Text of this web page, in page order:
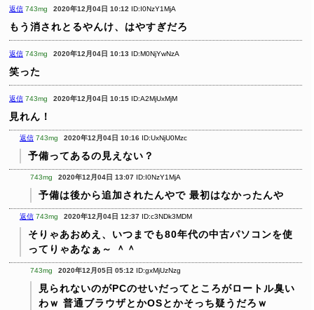
返信 743mg 2020年12月04日 10:12 ID:I0NzY1MjA
もう消されとるやんけ、はやすぎだろ
返信 743mg 2020年12月04日 10:13 ID:M0NjYwNzA
笑った
返信 743mg 2020年12月04日 10:15 ID:A2MjUxMjM
見れん！
返信 743mg 2020年12月04日 10:16 ID:UxNjU0Mzc
予備ってあるの見えない？
743mg 2020年12月04日 13:07 ID:I0NzY1MjA
予備は後から追加されたんやで 最初はなかったんや
返信 743mg 2020年12月04日 12:37 ID:c3NDk3MDM
そりゃあおめえ、いつまでも80年代の中古パソコンを使
ってりゃあなぁ～ ＾＾
743mg 2020年12月05日 05:12 ID:gxMjUzNzg
見られないのがPCのせいだってところがロートル臭い
わｗ 普通ブラウザとかOSとかそっち疑うだろｗ